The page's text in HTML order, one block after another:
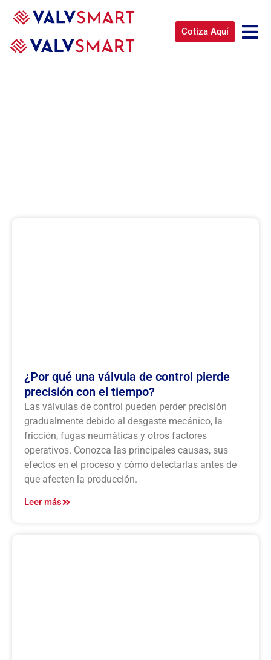
Cotiza Aquí
¿Por qué una válvula de control pierde
precisión con el tiempo?
Las válvulas de control pueden perder precisión
gradualmente debido al desgaste mecánico, la
fricción, fugas neumáticas y otros factores
operativos. Conozca las principales causas, sus
efectos en el proceso y cómo detectarlas antes de
que afecten la producción.
Leer más